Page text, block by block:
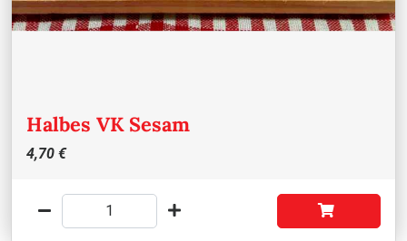
Halbes VK Sesam
4,70 €